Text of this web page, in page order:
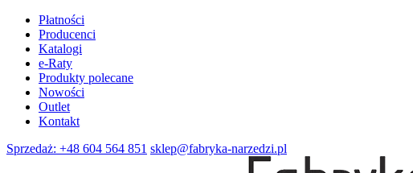
Płatności
Producenci
Katalogi
e-Raty
Produkty polecane
Nowości
Outlet
Kontakt
Sprzedaż: +48 604 564 851 sklep@fabryka-narzedzi.pl